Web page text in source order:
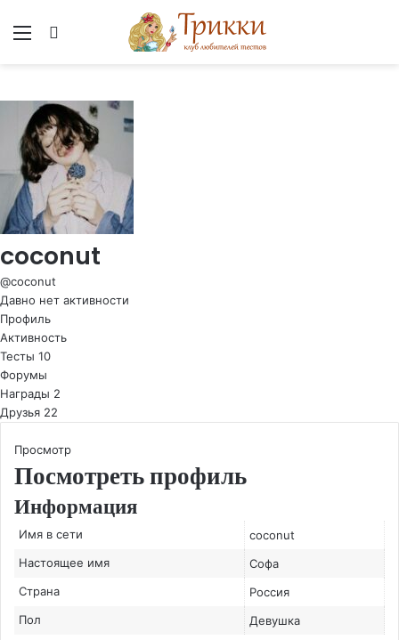
Меню
coconut
@coconut
Давно нет активности
Профиль
Активность
Тесты 10
Форумы
Награды 2
Друзья 22
Просмотр
Посмотреть профиль
Информация
Имя в сети
coconut
Настоящее имя
Софа
Страна
Россия
Пол
Девушка